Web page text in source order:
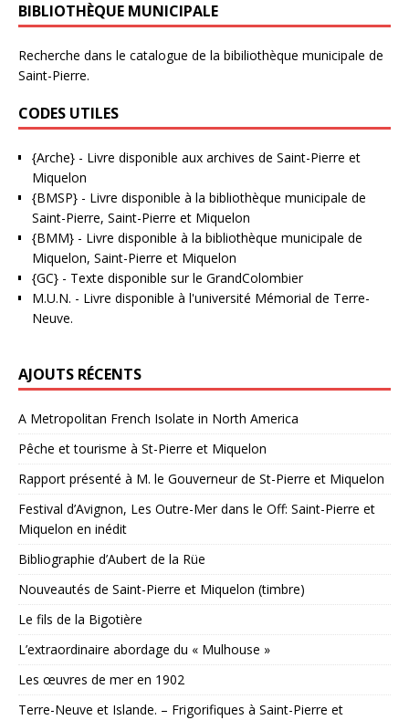
BIBLIOTHÈQUE MUNICIPALE
Recherche dans le catalogue de la bibiliothèque municipale de
Saint-Pierre.
CODES UTILES
{Arche} - Livre disponible aux archives de Saint-Pierre et
Miquelon
{BMSP} - Livre disponible à la bibliothèque municipale de
Saint-Pierre, Saint-Pierre et Miquelon
{BMM} - Livre disponible à la bibliothèque municipale de
Miquelon, Saint-Pierre et Miquelon
{GC} - Texte disponible sur le GrandColombier
M.U.N. - Livre disponible à l'université Mémorial de Terre-
Neuve.
AJOUTS RÉCENTS
A Metropolitan French Isolate in North America
Pêche et tourisme à St-Pierre et Miquelon
Rapport présenté à M. le Gouverneur de St-Pierre et Miquelon
Festival d’Avignon, Les Outre-Mer dans le Off: Saint-Pierre et
Miquelon en inédit
Bibliographie d’Aubert de la Rüe
Nouveautés de Saint-Pierre et Miquelon (timbre)
Le fils de la Bigotière
L’extraordinaire abordage du « Mulhouse »
Les œuvres de mer en 1902
Terre-Neuve et Islande. – Frigorifiques à Saint-Pierre et